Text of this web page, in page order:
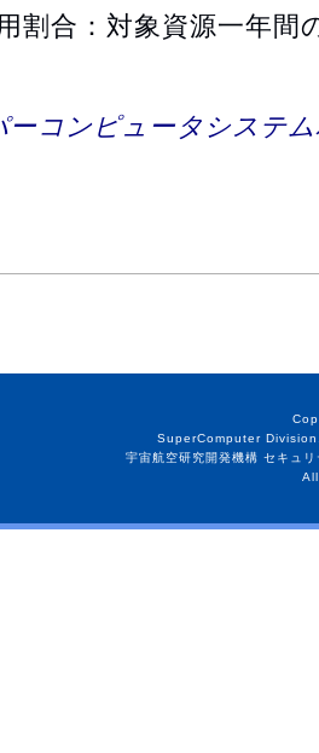
割合：対象資源一年間
コンピュータシステ
SuperComputer
宇宙航空研究開発機構 セキュ